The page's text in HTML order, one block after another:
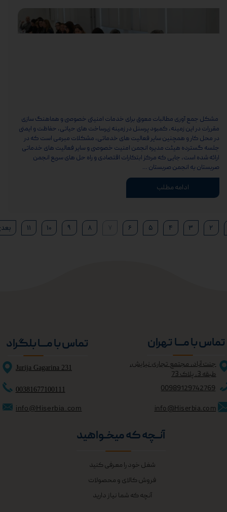
مشکل جمع آوری مطالبات معوق برای خدمات امنیتی خصوصی و هماهنگ سازی
مقررات در این زمینه، کمبود پرسنل در زمینه زیرساخت های حیاتی، حفاظت و ایمنی
در محل کار و همچنین سایر فعالیت های خدماتی، مشکلات مبرمی است که در
جلسه گسترده هیئت مدیره انجمن امنیت خصوصی و سایر فعالیت های خدماتی
ارائه شده است، جایی که مرکز ابتکارات اقتصادی و راه حل های سریع انجمن
صربستان به انجمن صربستان …
ادامه مطلب
۲ ۳ ۴ ۵ ۶ ۷ ۸ ۹ ۱۰ ۱۱
شغل خود را معرفی کنید
فروش کالای و محصولات
آنچه که شما نیاز دارید
آنــچه که میخــواهید
تماس با مــــا تهران
جنت آباد، مجتمع تجاری نیایش،
طبقه 3، پلاک 73
00989129742769
info@Hiserbia.com
تماس با مــــا بلگراد
Jurija Gagarina 231
info@Hiserbia.com
00381677100111